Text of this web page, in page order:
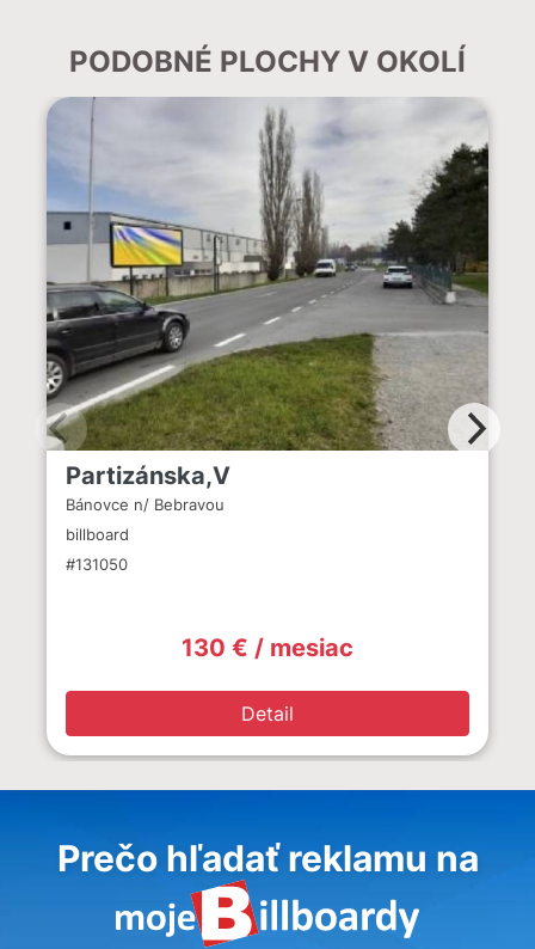
PODOBNÉ PLOCHY V OKOLÍ
Partizánska,V
Bánovce n/ Bebravou
billboard
#131050
130 € / mesiac
Detail
Prečo hľadať reklamu na